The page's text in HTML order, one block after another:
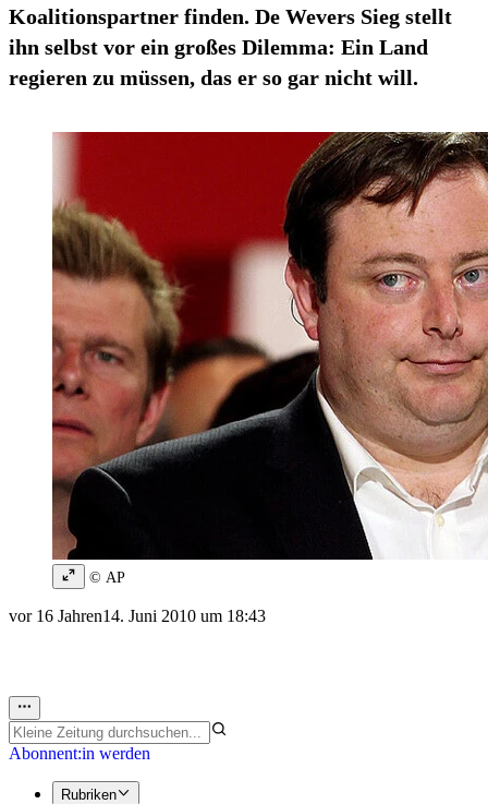
Koalitionspartner finden. De Wevers Sieg stellt
ihn selbst vor ein großes Dilemma: Ein Land
regieren zu müssen, das er so gar nicht will.
© AP
vor 16 Jahren14. Juni 2010 um 18:43
Abonnent:in werden
Rubriken